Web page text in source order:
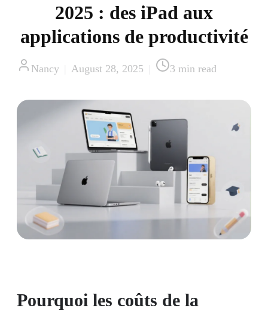
2025 : des iPad aux
applications de productivité
Nancy August 28, 2025 3 min read
Pourquoi les coûts de la